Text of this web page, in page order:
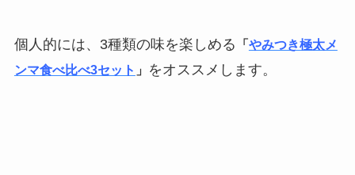
個人的には、3種類の味を楽しめる 「 やみつき極太メ
ンマ食べ比べ3セット 」 をオススメします。